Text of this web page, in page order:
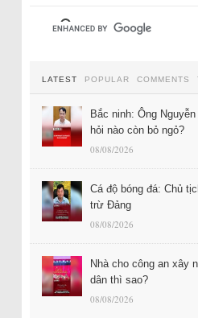
LATEST POPULAR COMMENTS
Bắc ninh: Ông
hỏi nào còn bỏ ngỏ?
08/08/2026
Cá độ bóng đá: Chủ
trừ Đảng
08/08/2026
Nhà cho công an xây
dân thì sao?
08/08/2026